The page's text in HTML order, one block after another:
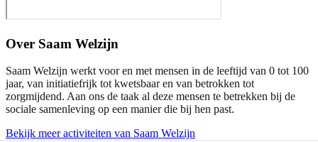
Over Saam Welzijn
Saam Welzijn werkt voor en met mensen in de leeftijd van 0 tot 100
jaar, van initiatiefrijk tot kwetsbaar en van betrokken tot
zorgmijdend. Aan ons de taak al deze mensen te betrekken bij de
sociale samenleving op een manier die bij hen past.
Bekijk meer activiteiten van Saam Welzijn